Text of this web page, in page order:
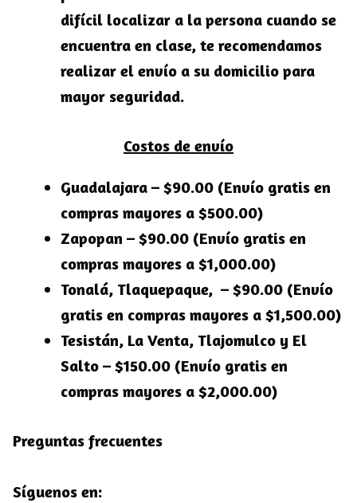
difícil localizar a la persona cuando se
encuentra en clase, te recomendamos
realizar el envío a su domicilio para
mayor seguridad.
Costos de envío
Guadalajara – $90.00 (Envío gratis en
compras mayores a $500.00)
Zapopan – $90.00 (Envío gratis en
compras mayores a $1,000.00)
Tonalá, Tlaquepaque, – $90.00 (Envío
gratis en compras mayores a $1,500.00)
Tesistán, La Venta, Tlajomulco y El
Salto – $150.00 (Envío gratis en
compras mayores a $2,000.00)
Preguntas frecuentes
Síguenos en: